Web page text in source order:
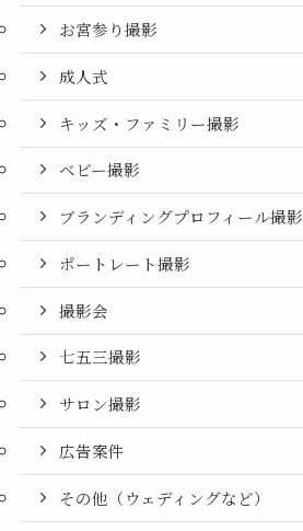
お宮参り撮影
成人式
キッズ・ファミリー撮影
ベビー撮影
ブランディングプロフィール撮影
ポートレート撮影
撮影会
七五三撮影
サロン撮影
広告案件
その他（ウェディングなど）